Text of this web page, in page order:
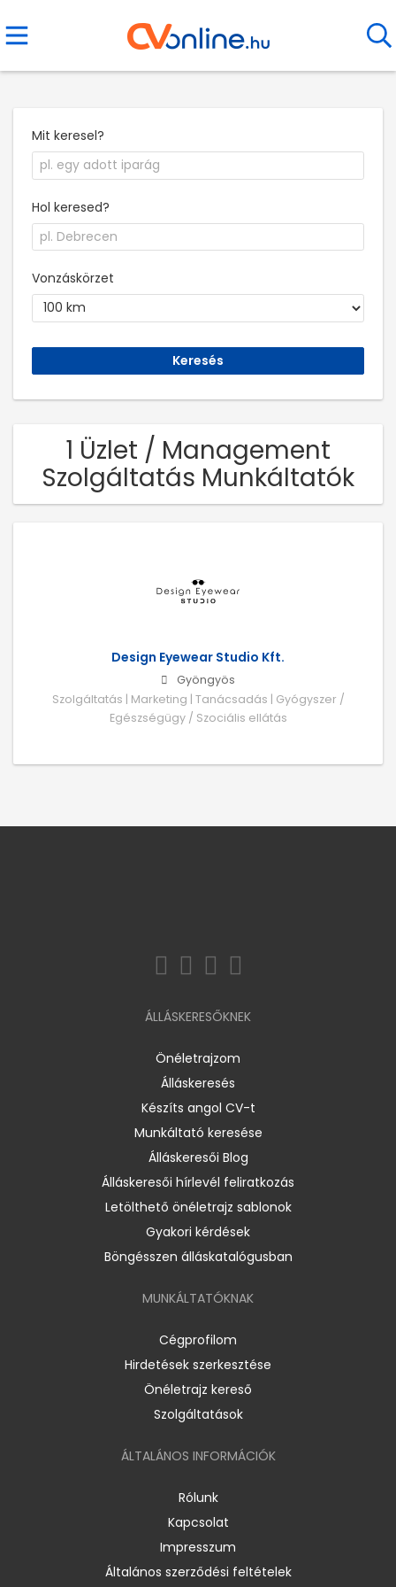
Mit keresel?
Hol keresed?
Vonzáskörzet
1 Üzlet / Management
Szolgáltatás Munkáltatók
Design Eyewear Studio Kft.
Gyöngyös
Szolgáltatás | Marketing | Tanácsadás | Gyógyszer /
Egészségügy / Szociális ellátás
ÁLLÁSKERESŐKNEK
Önéletrajzom
Álláskeresés
Készíts angol CV-t
Munkáltató keresése
Álláskeresői Blog
Álláskeresői hírlevél feliratkozás
Letölthető önéletrajz sablonok
Gyakori kérdések
Böngésszen álláskatalógusban
MUNKÁLTATÓKNAK
Cégprofilom
Hirdetések szerkesztése
Önéletrajz kereső
Szolgáltatások
ÁLTALÁNOS INFORMÁCIÓK
Rólunk
Kapcsolat
Impresszum
Általános szerződési feltételek